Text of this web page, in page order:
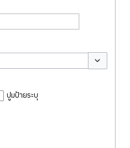
สลับตัวเลือก
ปูมป้ายระบุ